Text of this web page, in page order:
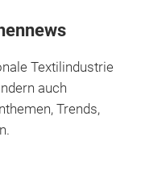
Textilindustrie
auch
Trends,